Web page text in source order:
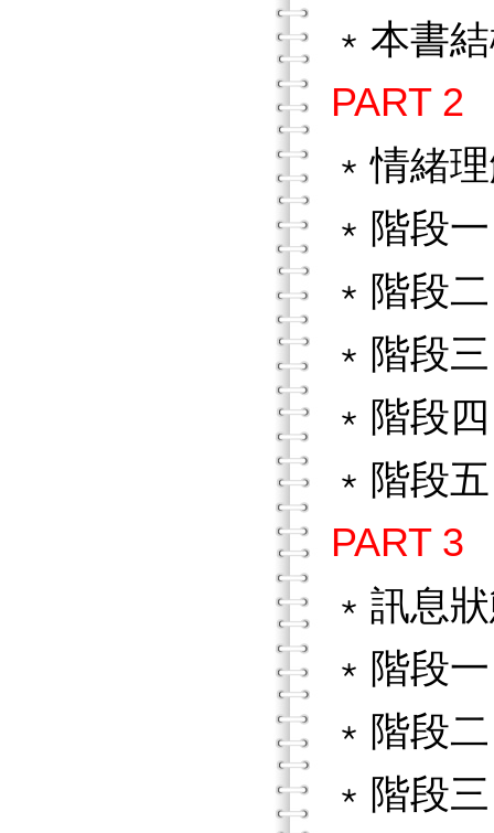
﹡本書
PART 2
﹡情緒
﹡階段
﹡階段
﹡階段
﹡階段
﹡階段
PART
﹡訊息
﹡階段
﹡階段
﹡階段